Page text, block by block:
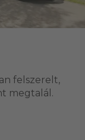
felszerelt,
megtalál.